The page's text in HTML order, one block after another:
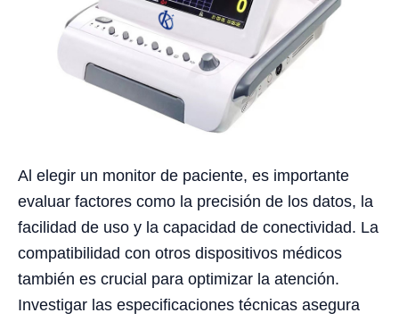
Al elegir un monitor de paciente, es importante
evaluar factores como la precisión de los datos, la
facilidad de uso y la capacidad de conectividad. La
compatibilidad con otros dispositivos médicos
también es crucial para optimizar la atención.
Investigar las especificaciones técnicas asegura